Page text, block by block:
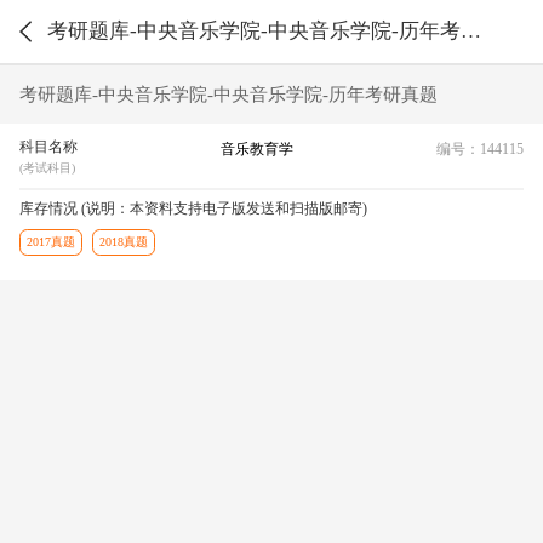
考研题库-中央音乐学院-中央音乐学院-历年考研真题
考研题库-中央音乐学院-中央音乐学院-历年考研真题
科目名称
(考试科目)
音乐教育学 编号：144115
库存情况 (说明：本资料支持电子版发送和扫描版邮寄)
2017真题 2018真题